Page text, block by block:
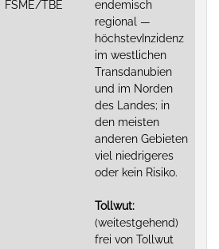
FSME/TBE
endemisch
regional —
höchstevInzidenz
im westlichen
Transdanubien
und im Norden
des Landes; in
den meisten
anderen Gebieten
viel niedrigeres
oder kein Risiko.
Tollwut:
(weitestgehend)
frei von Tollwut